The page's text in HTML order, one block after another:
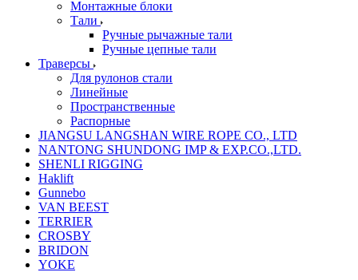
Монтажные блоки
Тали
Ручные рычажные тали
Ручные цепные тали
Траверсы
Для рулонов стали
Линейные
Пространственные
Распорные
JIANGSU LANGSHAN WIRE ROPE CO., LTD
NANTONG SHUNDONG IMP & EXP.CO.,LTD.
SHENLI RIGGING
Haklift
Gunnebo
VAN BEEST
TERRIER
CROSBY
BRIDON
YOKE